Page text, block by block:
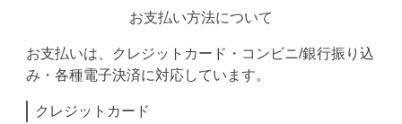
お支払い方法について
お支払いは、クレジットカード・コンビニ/銀行振り込
み・各種電子決済に対応しています。
クレジットカード